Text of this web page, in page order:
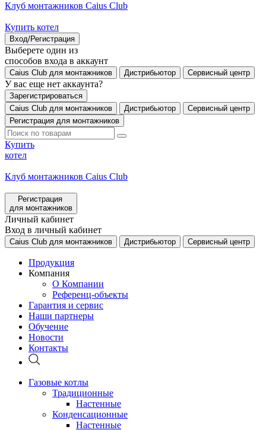
Клуб монтажников Caius Club
Купить котел
Вход/Регистрация
Выберете один из
способов входа в аккаунт
Caius Club для монтажников Дистрибьютор Сервисный центр
У вас еще нет аккаунта?
Зарегистрироваться
Caius Club для монтажников
Дистрибьютор
Сервисный центр
Регистрация для монтажников
Купить
котел
Клуб монтажников Caius Club
Регистрация
для монтажников
Личный кабинет
Вход в личный кабинет
Caius Club для монтажников Дистрибьютор Сервисный центр
Продукция
Компания
О Компании
Референц-объекты
Гарантия и сервис
Наши партнеры
Обучение
Новости
Контакты
Газовые котлы
Традиционные
Настенные
Конденсационные
Настенные